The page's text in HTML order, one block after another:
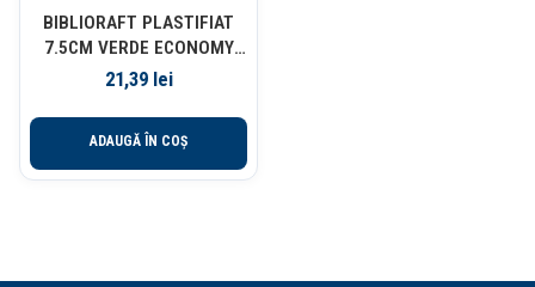
BIBLIORAFT PLASTIFIAT
7.5CM VERDE ECONOMY
ESSELTE
21,39 lei
ADAUGĂ ÎN COȘ